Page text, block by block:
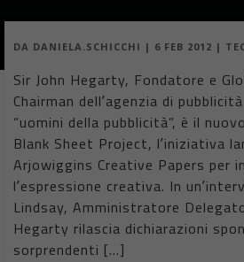
DA DANIELA.SCHICCHI | 6 FEB 2012 |
Sir John Hegarty, Fondatore e
Chairman dellʼagenzia di
“uomini della pubblicità”, è il
Blank Sheet Project, lʼiniziativa
Arjowiggins Creative Papers per
lʼespressione creativa. In
Lindsay, Amministratore
Hegarty rilascia dichiarazioni
sorprendenti […]